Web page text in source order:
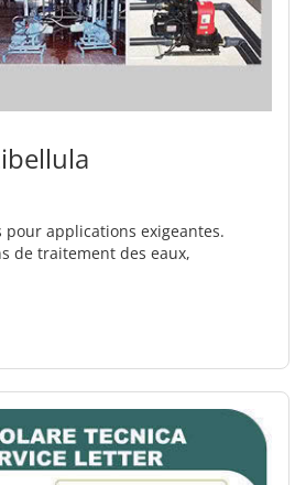
pour applications exigeantes.
de traitement des eaux,